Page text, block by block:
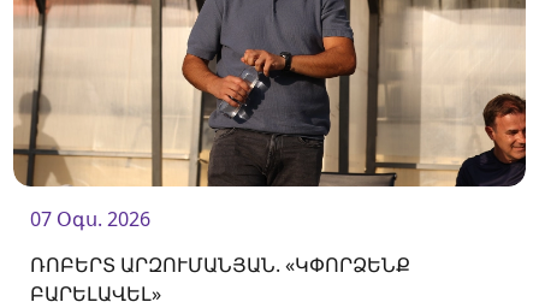
07 Օգս. 2026
ՌՈԲԵՐՏ ԱՐԶՈՒՄԱՆՅԱՆ. «ԿՓՈՐՁԵՆՔ
ԲԱՐԵԼԱՎԵԼ»